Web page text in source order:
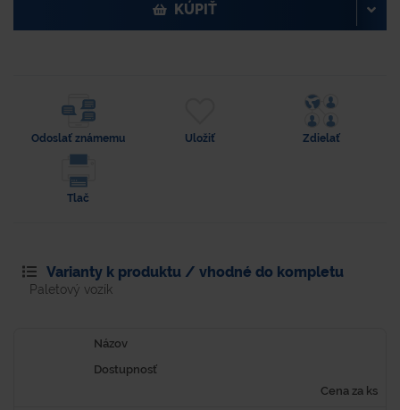
KÚPIŤ
Odoslať známemu Uložiť Zdielať
Tlač
Varianty k produktu / vhodné do kompletu
Paletový vozík
Názov
Dostupnosť
Cena za ks